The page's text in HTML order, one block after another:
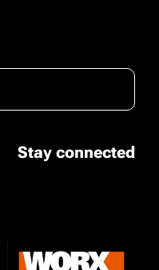
Stay connected